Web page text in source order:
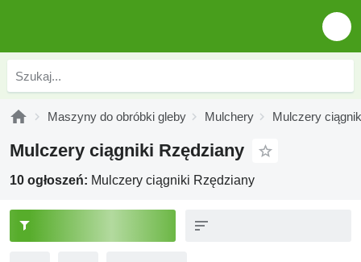
Maszyny do obróbki gleby Mulchery Mulczery
Mulczery ciągniki Rzędziany
10 ogłoszeń: Mulczery ciągniki Rzędziany